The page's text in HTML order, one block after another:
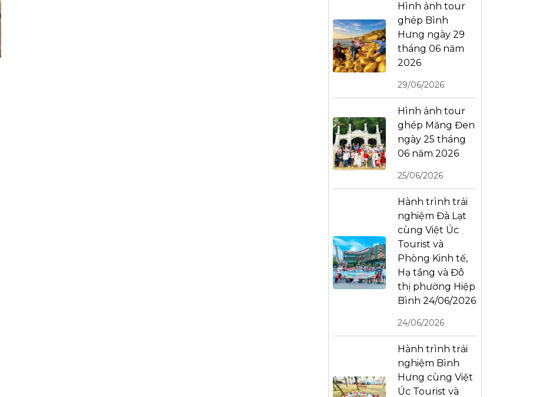
Hình ảnh tour
ghép Bình
Hưng ngày 29
tháng 06 năm
2026
29/06/2026
Hình ảnh tour
ghép Măng Đen
ngày 25 tháng
06 năm 2026
25/06/2026
Hành trình trải
nghiệm Đà Lạt
cùng Việt Úc
Tourist và
Phòng Kinh tế,
Hạ tầng và Đô
thị phường Hiệp
Bình 24/06/2026
24/06/2026
Hành trình trải
nghiệm Bình
Hưng cùng Việt
Úc Tourist và